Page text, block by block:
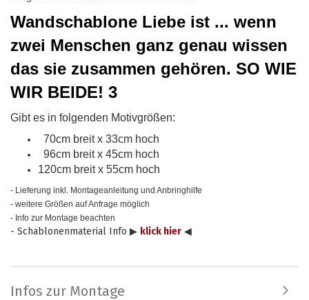
Wandschablone Liebe ist ... wenn
zwei Menschen ganz genau wissen
das sie zusammen gehören. SO WIE
WIR BEIDE! 3
Gibt es in folgenden Motivgrößen:
70cm breit x 33cm hoch
96cm breit x 45cm hoch
120cm breit x 55cm hoch
- Lieferung inkl. Montageanleitung und Anbringhilfe
- weitere Größen auf Anfrage möglich
- Info zur Montage beachten
- Schablonenmaterial Info ▶ klick hier ◀
Infos zur Montage